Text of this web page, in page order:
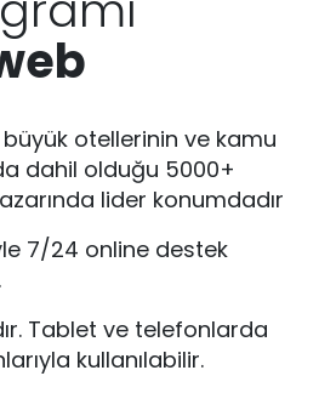
büyük otellerinin ve kamu
dahil olduğu 5000+
lider konumdadır
7/24 online destek
Tablet ve telefonlarda
kullanılabilir.